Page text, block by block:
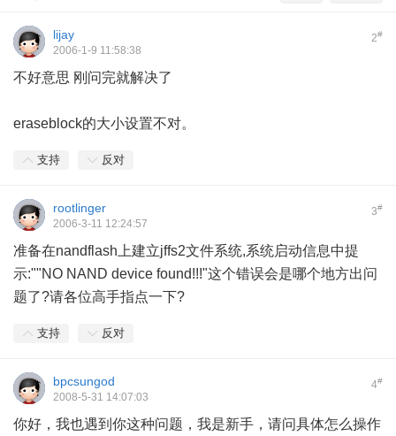
2#
lijay
2006-1-9 11:58:38
不好意思 刚问完就解决了
eraseblock的大小设置不对。
支持 反对
3#
rootlinger
2006-3-11 12:24:57
准备在nandflash上建立jffs2文件系统,系统启动信息中提
示:""NO NAND device found!!!"这个错误会是哪个地方出问
题了?请各位高手指点一下?
支持 反对
4#
bpcsungod
2008-5-31 14:07:03
你好，我也遇到你这种问题，我是新手，请问具体怎么操作